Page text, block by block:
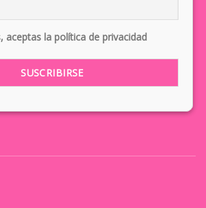
aceptas la política de privacidad